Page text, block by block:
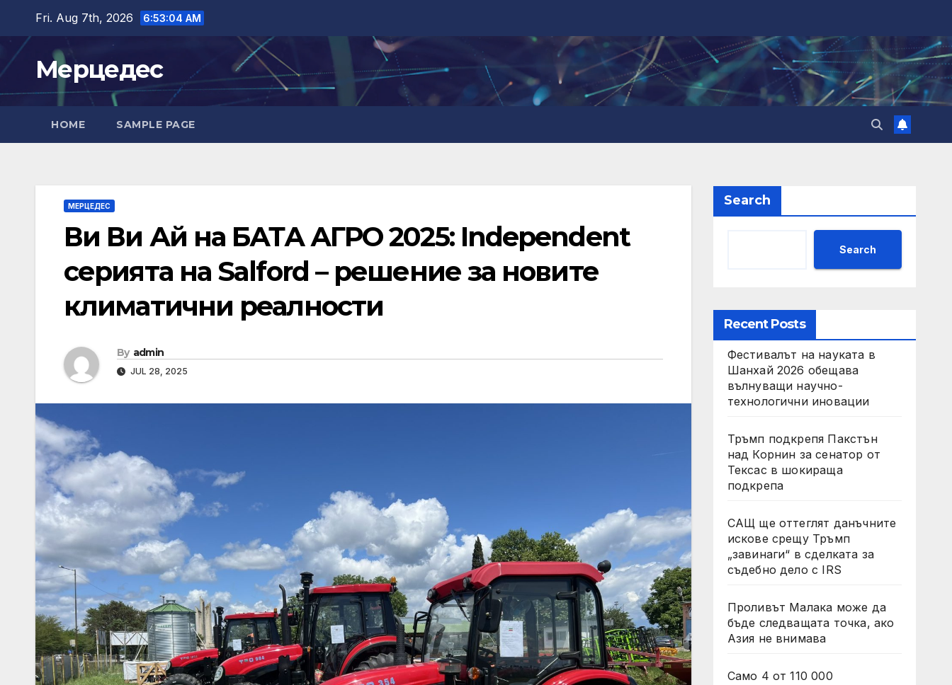
content
Fri. Aug 7th, 2026 6:53:05 AM
Мерцедес
HOME SAMPLE PAGE
МЕРЦЕДЕС
Ви Ви Ай на БАТА АГРО 2025: Independent
серията на Salford – решение за новите
климатични реалности
By admin
JUL 28, 2025
Search
Search
Recent Posts
Фестивалът на науката в
Шанхай 2026 обещава
вълнуващи научно-
технологични иновации
Тръмп подкрепя Пакстън
над Корнин за сенатор от
Тексас в шокираща
подкрепа
САЩ ще оттеглят данъчните
искове срещу Тръмп
„завинаги“ в сделката за
съдебно дело с IRS
Проливът Малака може да
бъде следващата точка, ако
Азия не внимава
Само 4 от 110 000